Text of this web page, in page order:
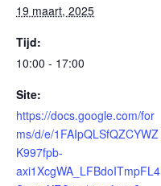
19 maart, 2025
Tijd:
10:00 - 17:00
Site:
https://docs.google.com/for
ms/d/e/1FAIpQLSfQZCYWZ
K997fpb-
axi1XcgWA_LFBdoITmpFL4